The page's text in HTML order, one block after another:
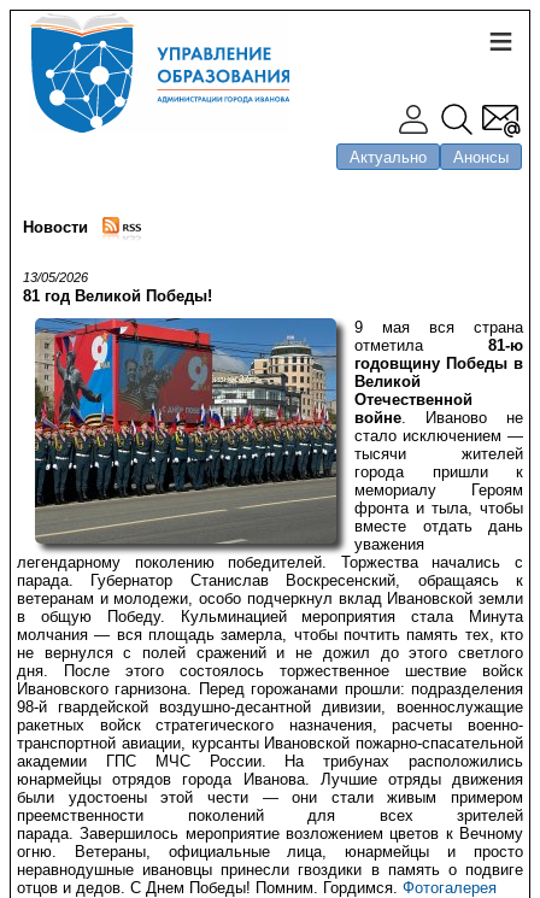
Актуально Анонсы
Новости
13/05/2026
81 год Великой Победы!
9 мая вся страна
отметила 81-ю
годовщину Победы в
Великой
Отечественной
войне . Иваново не
стало исключением —
тысячи жителей
города пришли к
мемориалу Героям
фронта и тыла, чтобы
вместе отдать дань
уважения
легендарному поколению победителей.
Торжества начались с
парада. Губернатор Станислав Воскресенский, обращаясь к
ветеранам и молодежи, особо подчеркнул вклад Ивановской земли
в общую Победу. Кульминацией мероприятия стала Минута
молчания — вся площадь замерла, чтобы почтить память тех, кто
не вернулся с полей сражений и не дожил до этого светлого
дня. После этого состоялось торжественное шествие войск
Ивановского гарнизона. Перед горожанами прошли: подразделения
98-й гвардейской воздушно-десантной дивизии,
военнослужащие
ракетных войск стратегического назначения,
расчеты военно-
транспортной авиации, курсанты Ивановской пожарно-спасательной
академии ГПС МЧС России.
На трибунах расположились
юнармейцы отрядов города Иванова. Лучшие отряды движения
были удостоены этой чести — они стали живым примером
преемственности поколений для всех зрителей
парада. Завершилось мероприятие возложением цветов к Вечному
огню. Ветераны, официальные лица, юнармейцы и просто
неравнодушные ивановцы принесли гвоздики в память о подвиге
отцов и дедов. С Днем Победы! Помним. Гордимся. Фотогалерея